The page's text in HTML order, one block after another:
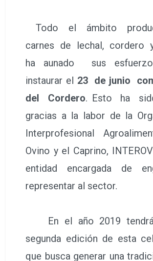
Todo el ámbito
carnes de lechal, cordero
ha aunado sus
instaurar el 23 de junio
del Cordero. Esto ha
gracias a la labor de la
Interprofesional
Ovino y el Caprino,
entidad encargada de
representar al sector.
En el año 2019
segunda edición de esta
que busca generar una